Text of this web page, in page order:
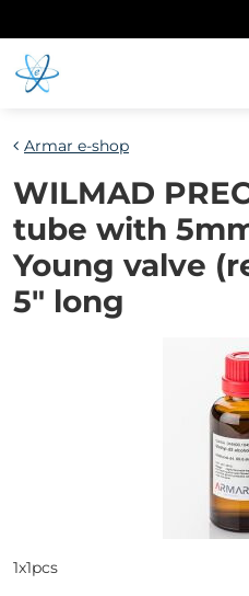
Armar e-shop
WILMAD
tube with
Young valve
5" long
1x1pcs